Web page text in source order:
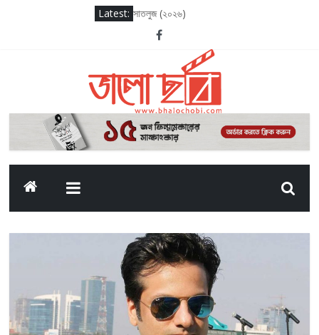
Latest: সাতলুজ (২০২৬)
আদর্শ বাল বিদ্যালয় (২০২৬)
সাকসেশন সিজন থ্রি
লগ আউট (২০২৫)
দ্য ওডিসি (২০২৬)